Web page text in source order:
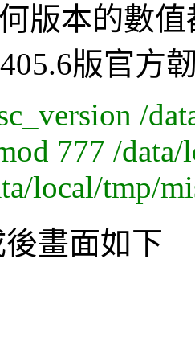
版本的數
版官方
/
777 /
local/tmp/
畫面如下